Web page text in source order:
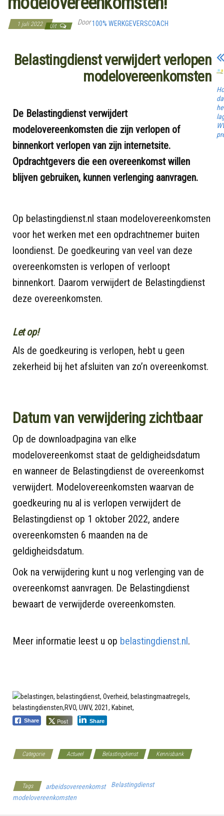
1 juli 2022 Uit Door100% WERKGEVERSCOACH
Belastingdienst verwijdert verlopen
modelovereenkomsten
De Belastingdienst verwijdert
modelovereenkomsten die zijn verlopen of
binnenkort verlopen van zijn internetsite.
Opdrachtgevers die een overeenkomst willen
blijven gebruiken, kunnen verlenging aanvragen.
Op belastingdienst.nl staan modelovereenkomsten
voor het werken met een opdrachtnemer buiten
loondienst. De goedkeuring van veel van deze
overeenkomsten is verlopen of verloopt
binnenkort. Daarom verwijdert de Belastingdienst
deze overeenkomsten.
Let op!
Als de goedkeuring is verlopen, hebt u geen
zekerheid bij het afsluiten van zo’n overeenkomst.
Datum van verwijdering zichtbaar
Op de downloadpagina van elke
modelovereenkomst staat de geldigheidsdatum
en wanneer de Belastingdienst de overeenkomst
verwijdert. Modelovereenkomsten waarvan de
goedkeuring nu al is verlopen verwijdert de
Belastingdienst op 1 oktober 2022, andere
overeenkomsten 6 maanden na de
geldigheidsdatum.
Ook na verwijdering kunt u nog verlenging van de
overeenkomst aanvragen. De Belastingdienst
bewaart de verwijderde overeenkomsten.
Meer informatie leest u op belastingdienst.nl.
Share Post Share
Categorie Actueel Belastingdienst
Kennisbank
Tags arbeidsovereenkomst
Belastingdienst
modelovereenkomsten